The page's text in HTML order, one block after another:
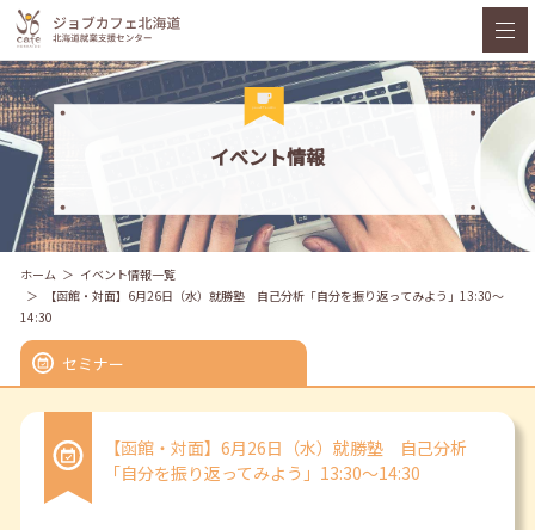
イベント情報
ホーム
イベント情報一覧
【函館・対面】6月26日（水）就勝塾 自己分析「自分を振り返ってみよう」13:30～
14:30
セミナー
【函館・対面】6月26日（水）就勝塾 自己分析
「自分を振り返ってみよう」13:30～14:30